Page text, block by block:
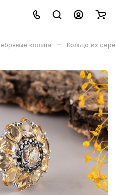
кольца – Кольцо из